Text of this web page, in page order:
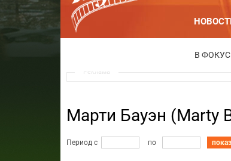
В
Реклама
Марти Бауэн (Marty
Период с по